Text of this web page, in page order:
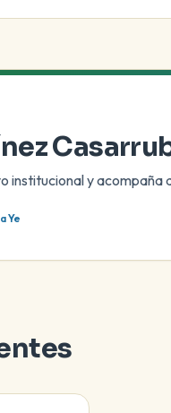
institucional y acompaña
Ye